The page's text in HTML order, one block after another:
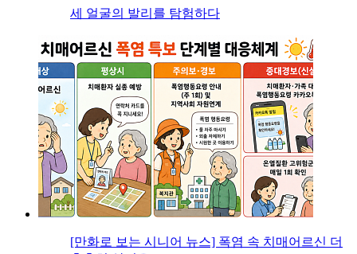
세 얼굴의 발리를 탐험하다
[만화로 보는 시니어 뉴스] 폭염 속 치매어르신 더